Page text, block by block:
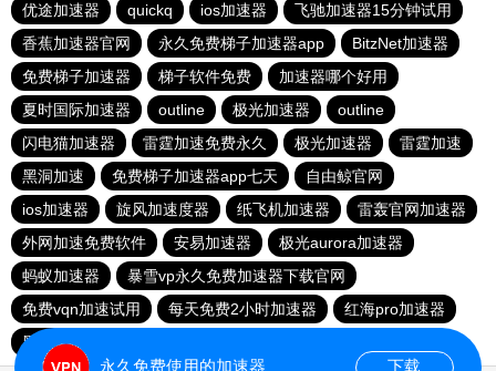
优途加速器
quickq ios加速器
飞驰加速器15分钟试用
香蕉加速器官网
永久免费梯子加速器app
BitzNet加速器
免费梯子加速器
梯子软件免费
加速器哪个好用
夏时国际加速器
outline 极光加速器
outline
闪电猫加速器
雷霆加速免费永久 极光加速器
雷霆加速
黑洞加速
免费梯子加速器app七天
自由鲸官网
ios加速器
旋风加速度器 纸飞机加速器
雷轰官网加速器
外网加速免费软件
安易加速器
极光aurora加速器
蚂蚁加速器
暴雪vp永久免费加速器下载官网
免费vqn加速试用
每天免费2小时加速器
红海pro加速器
黑洞官网
永久免费使用的加速器 下载